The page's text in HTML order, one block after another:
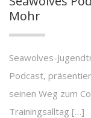
Mohr
Seawolves-
Podcast,
seinen Weg zum
Trainingsalltag […]